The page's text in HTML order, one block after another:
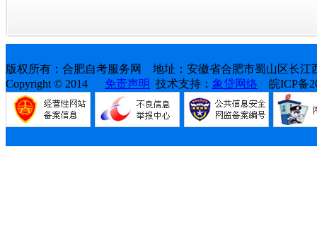
版权所有：合肥自考服务网 地址：安徽省合肥市蜀山区长
Copyright © 2014
免责声明 技术支持： 象贷网络 皖ICP备